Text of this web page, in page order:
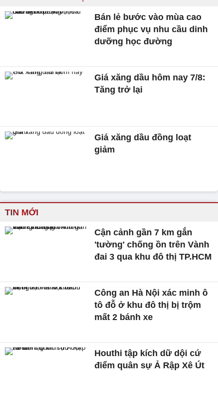
Bán lẻ bước vào mùa cao
điểm phục vụ nhu cầu dinh
dưỡng học đường
Giá xăng dầu hôm nay 7/8:
Tăng trở lại
Giá xăng dầu đồng loạt
giảm
TIN MỚI
Cận cảnh gần 7 km gắn
'tường' chống ồn trên Vành
đai 3 qua khu đô thị TP.HCM
Công an Hà Nội xác minh ô
tô đỗ ở khu đô thị bị trộm
mất 2 bánh xe
Houthi tập kích dữ dội cứ
điểm quân sự Ả Rập Xê Út